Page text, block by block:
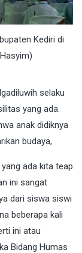
Kediri di
selaku
yang ada.
anak didiknya
budaya,
ada kita teap
ini sangat
dari siswa siswi
beberapa kali
ini atau
Bidang Humas